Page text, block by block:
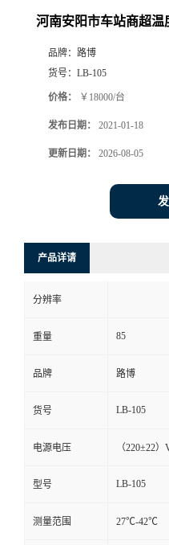
厅
系
言
河南安阳市车站商超
品牌： 路博
货号： LB-105
价格： ￥18000/台
发布日期： 2021-01-18
更新日期： 2026-08-05
产品详请
分辨率
重量 85
品牌 路博
货号 LB-105
电源电压 （220±22
型号 LB-105
测量范围 27℃-42℃